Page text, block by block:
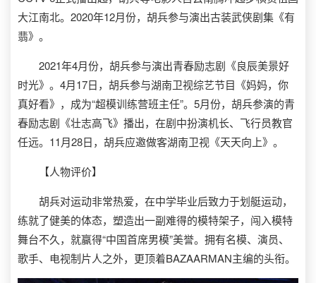
大江南北。2020年12月份，胡兵参与演出古装武侠剧集《有
翡》。
2021年4月份，胡兵参与演出青春励志剧《良辰美景好
时光》。4月17日，胡兵参与湖南卫视综艺节目《妈妈，你
真好看》，成为“超模训练营班主任”。5月份，胡兵参演的青
春励志剧《壮志高飞》播出，在剧中扮演机长、飞行员教官
任远。11月28日，胡兵应邀做客湖南卫视《天天向上》。
【人物评价】
胡兵对运动非常热爱，在中学毕业后致力于划艇运动，
练就了健美的体态，塑造出一副难得的模特架子，闯入模特
舞台不久，就赢得“中国首席男模”美誉。拥有名模、演员、
歌手、电视制片人之外，更顶着BAZAARMAN主编的头衔。